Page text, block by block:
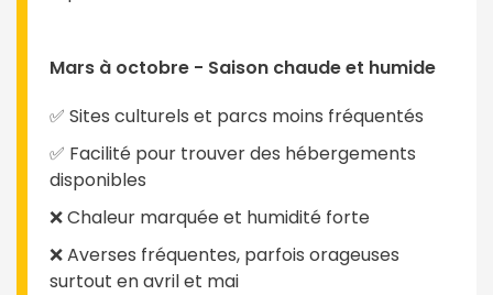
Mars à octobre - Saison chaude et humide
✅ Sites culturels et parcs moins fréquentés
✅ Facilité pour trouver des hébergements
disponibles
❌ Chaleur marquée et humidité forte
❌ Averses fréquentes, parfois orageuses
surtout en avril et mai